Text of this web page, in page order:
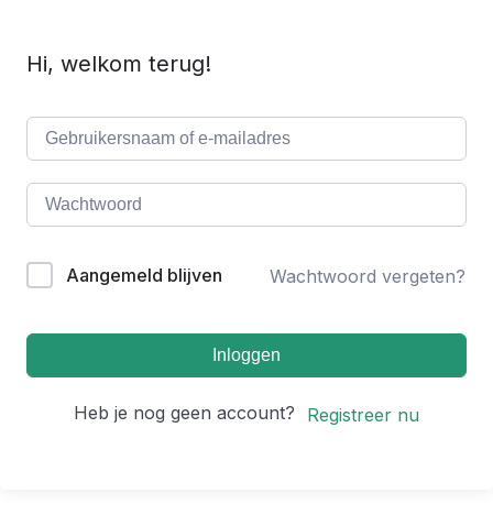
Hi, welkom terug!
Aangemeld blijven Wachtwoord vergeten?
Inloggen
Heb je nog geen account? Registreer nu